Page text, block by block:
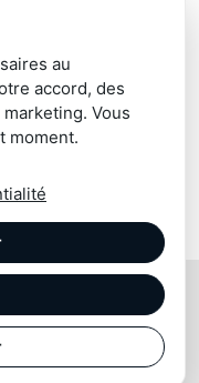
chausson, tapis
blesbok, lapin
Confidentialité
|CGV
au
accord, des
Vous
moment.